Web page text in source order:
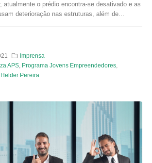
atualmente o prédio encontra-se desativado e as
deterioração nas estruturas, além de...
Imprensa
APS, Programa Jovens Empreendedores,
Pereira